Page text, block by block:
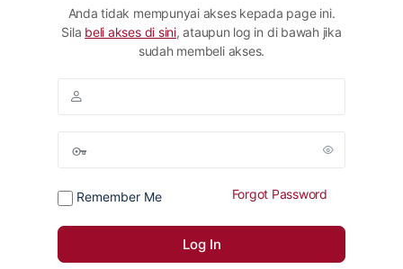
Anda tidak mempunyai akses kepada page ini.
Sila beli akses di sini, ataupun log in di bawah jika
sudah membeli akses.
Remember Me Forgot Password